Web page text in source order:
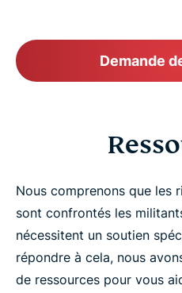
Demande
Nous comprenons que les
sont confrontés les
nécessitent un soutien
répondre à cela, nous
de ressources pour vous